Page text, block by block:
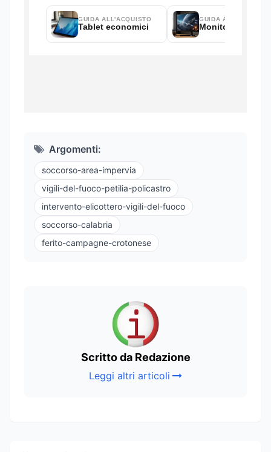
Argomenti:
soccorso-area-impervia
vigili-del-fuoco-petilia-policastro
intervento-elicottero-vigili-del-fuoco
soccorso-calabria
ferito-campagne-crotonese
Scritto da Redazione
Leggi altri articoli